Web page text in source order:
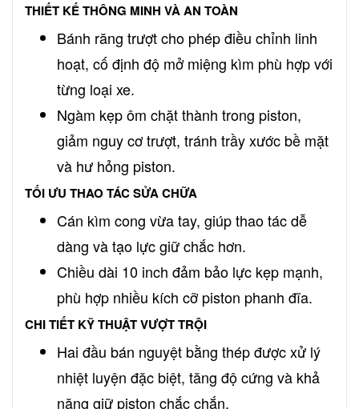
THIẾT KẾ THÔNG MINH VÀ AN TOÀN
Bánh răng trượt cho phép điều chỉnh linh
hoạt, cố định độ mở miệng kìm phù hợp với
từng loại xe.
Ngàm kẹp ôm chặt thành trong piston,
giảm nguy cơ trượt, tránh trầy xước bề mặt
và hư hỏng piston.
TỐI ƯU THAO TÁC SỬA CHỮA
Cán kìm cong vừa tay, giúp thao tác dễ
dàng và tạo lực giữ chắc hơn.
Chiều dài 10 inch đảm bảo lực kẹp mạnh,
phù hợp nhiều kích cỡ piston phanh đĩa.
CHI TIẾT KỸ THUẬT VƯỢT TRỘI
Hai đầu bán nguyệt bằng thép được xử lý
nhiệt luyện đặc biệt, tăng độ cứng và khả
năng giữ piston chắc chắn.